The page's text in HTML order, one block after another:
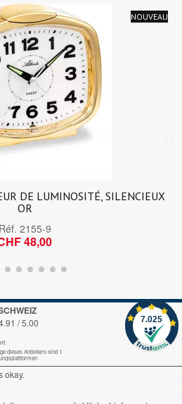
NOUVEAU
DE LUMINOSITÉ, SILENCIEUX
OR
Réf. 2155-9
48,00
/5.00
dieses Anbieters sind 1
7.025
okay.